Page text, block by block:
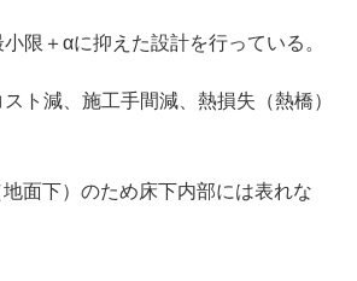
限＋αに抑えた設計を行っている。
ト減、施工手間減、熱損失（熱橋）
地面下）のため床下内部には表れな